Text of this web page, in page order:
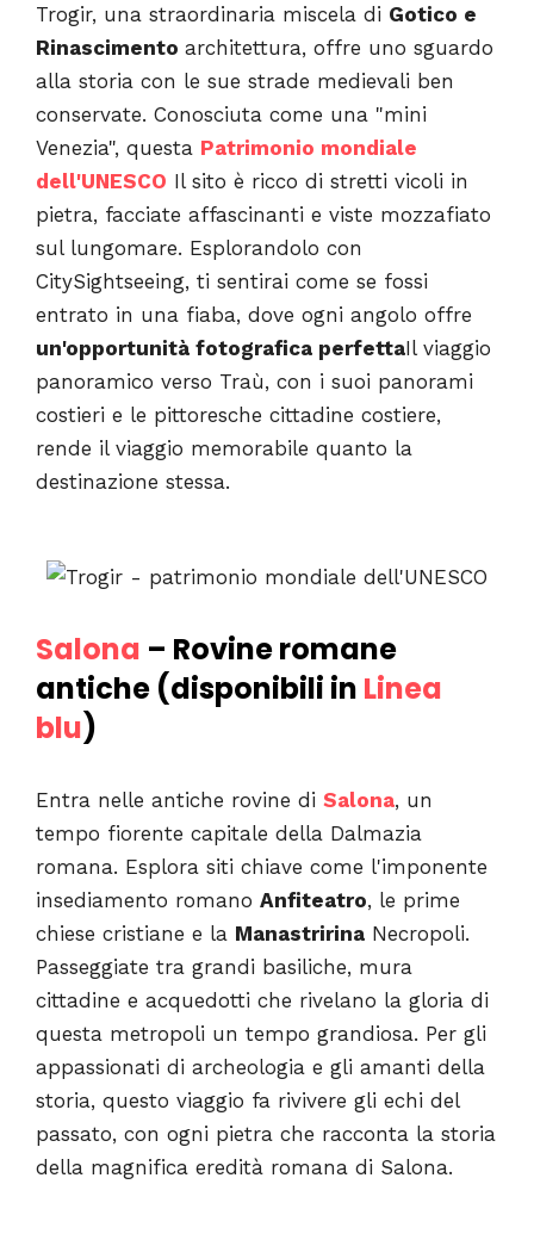
Trogir, una straordinaria miscela di Gotico e
Rinascimento architettura, offre uno sguardo
alla storia con le sue strade medievali ben
conservate. Conosciuta come una "mini
Venezia", questa Patrimonio mondiale
dell'UNESCO Il sito è ricco di stretti vicoli in
pietra, facciate affascinanti e viste mozzafiato
sul lungomare. Esplorandolo con
CitySightseeing, ti sentirai come se fossi
entrato in una fiaba, dove ogni angolo offre
un'opportunità fotografica perfettaIl viaggio
panoramico verso Traù, con i suoi panorami
costieri e le pittoresche cittadine costiere,
rende il viaggio memorabile quanto la
destinazione stessa.
Salona – Rovine romane
antiche (disponibili in Linea
blu)
Entra nelle antiche rovine di Salona, un
tempo fiorente capitale della Dalmazia
romana. Esplora siti chiave come l'imponente
insediamento romano Anfiteatro, le prime
chiese cristiane e la Manastririna Necropoli.
Passeggiate tra grandi basiliche, mura
cittadine e acquedotti che rivelano la gloria di
questa metropoli un tempo grandiosa. Per gli
appassionati di archeologia e gli amanti della
storia, questo viaggio fa rivivere gli echi del
passato, con ogni pietra che racconta la storia
della magnifica eredità romana di Salona.